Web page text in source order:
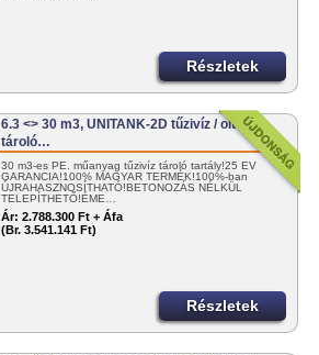
Részletek
6.3 <> 30 m3, UNITANK-2D tűzivíz / oltóvíz
tároló…
30 m3-es PE. műanyag tűzivíz tároló tartály!25 ÉV
GARANCIA!100% MAGYAR TERMÉK!100%-ban
ÚJRAHASZNOSÍTHATÓ!BETONOZÁS NÉLKÜL
TELEPÍTHETŐ!ÉME…
Ár: 2.788.300 Ft + Áfa
(Br. 3.541.141 Ft)
Részletek